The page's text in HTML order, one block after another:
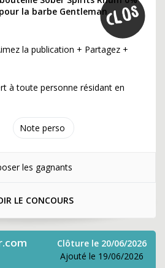
Note perso
la barbe Gentleman
la publication + Partagez +
à toute personne résidant en
les gagnants
LE CONCOURS
Clôture le 20/06/2026
Ajouté le 19/06/2026